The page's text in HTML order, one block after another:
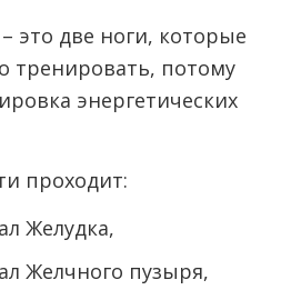
это две ноги, которые
тренировать, потому
энергетических
проходит:
Желудка,
Желчного пузыря,